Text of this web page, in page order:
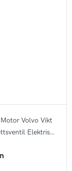
Motor Volvo Vikt
Elektrisk